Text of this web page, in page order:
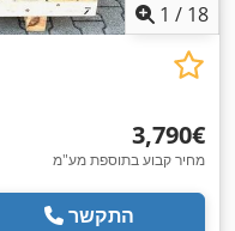
1 / 18
‏3,790 ‏€
מחיר קבוע בתוספת מע"מ
התקשר